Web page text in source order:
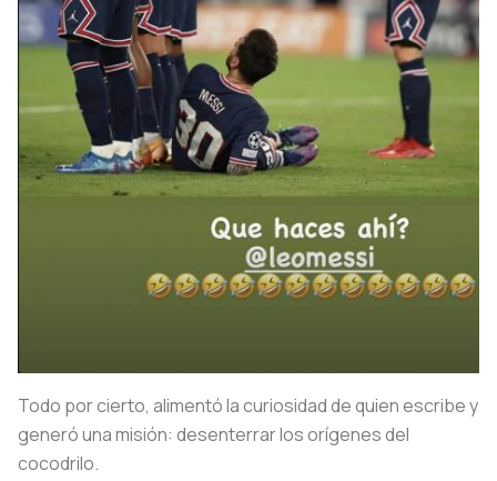
Todo por cierto, alimentó la curiosidad de quien escribe y
generó una misión: desenterrar los orígenes del
cocodrilo.